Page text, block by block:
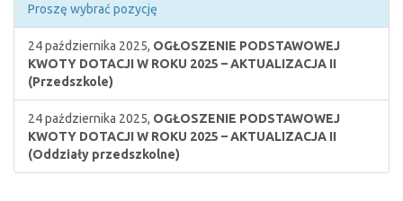
Proszę wybrać pozycję
24 października 2025, OGŁOSZENIE PODSTAWOWEJ
KWOTY DOTACJI W ROKU 2025 – AKTUALIZACJA II
(Przedszkole)
24 października 2025, OGŁOSZENIE PODSTAWOWEJ
KWOTY DOTACJI W ROKU 2025 – AKTUALIZACJA II
(Oddziały przedszkolne)